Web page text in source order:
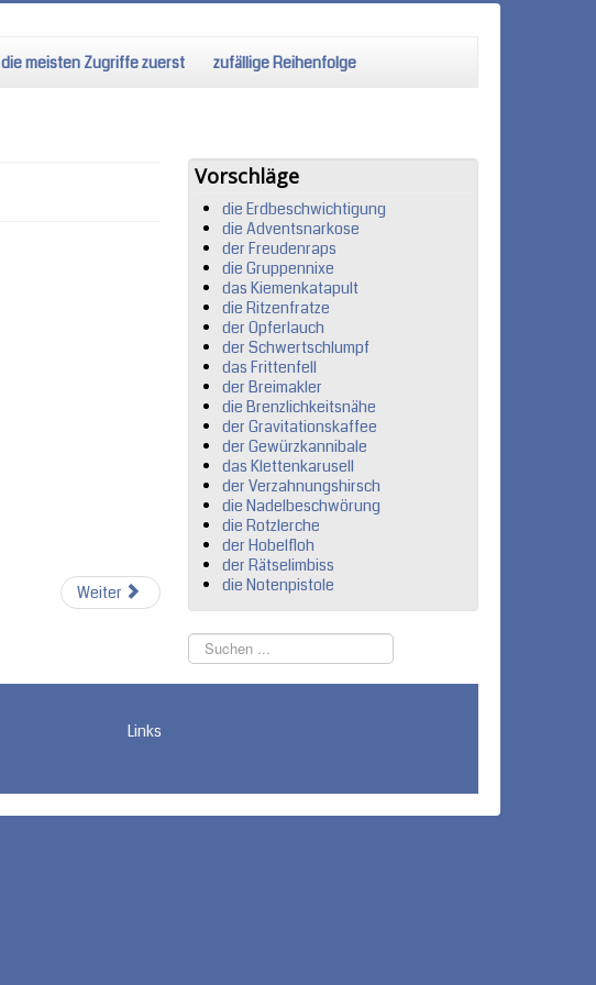
die meisten Zugriffe zuerst zufällige Reihenfolge
Weiter
Vorschläge
die Erdbeschwichtigung
die Adventsnarkose
der Freudenraps
die Gruppennixe
das Kiemenkatapult
die Ritzenfratze
der Opferlauch
der Schwertschlumpf
das Frittenfell
der Breimakler
die Brenzlichkeitsnähe
der Gravitationskaffee
der Gewürzkannibale
das Klettenkarusell
der Verzahnungshirsch
die Nadelbeschwörung
die Rotzlerche
der Hobelfloh
der Rätselimbiss
die Notenpistole
Suchen
...
Links